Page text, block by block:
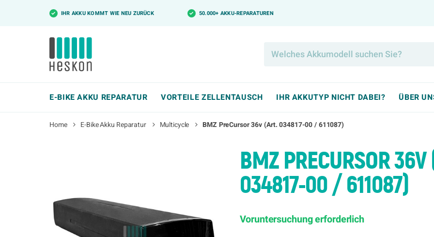
✓ IHR AKKU KOMMT WIE NEU ZURÜCK ✓ 50.000+ AKKU-REPARATUREN
E-BIKE AKKU REPARATUR VORTEILE ZELLENTAUSCH IHR AKKUTYP NICHT DABEI? ÜBER
Home E-Bike Akku Reparatur Multicycle BMZ PreCursor 36v (Art. 034817-00 / 611087)
BMZ PRECURSOR 36V
034817-00 / 611087)
39,00 €
Voruntersuchung erforderlich